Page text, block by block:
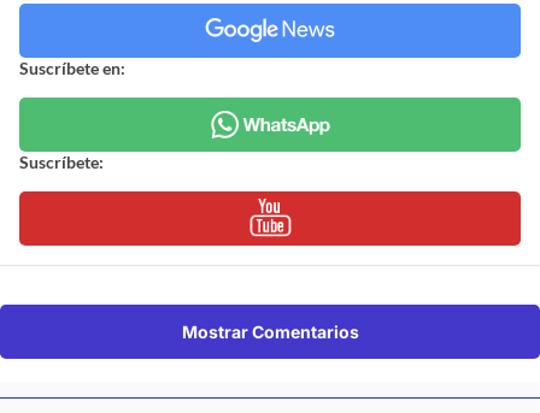
Suscríbete en:
Suscríbete:
Mostrar Comentarios